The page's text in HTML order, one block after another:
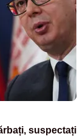
suspectați